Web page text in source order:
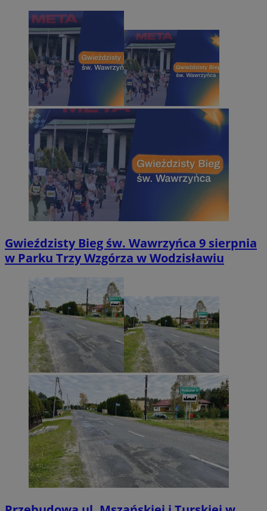
Gwieździsty Bieg św. Wawrzyńca 9 sierpnia
w Parku Trzy Wzgórza w Wodzisławiu